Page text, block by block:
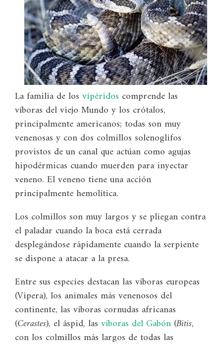
La familia de los vipéridos comprende las
víboras del viejo Mundo y los crótalos,
principalmente americanos; todas son muy
venenosas y con dos colmillos solenoglifos
provistos de un canal que actúan como agujas
hipodérmicas cuando muerden para inyectar
veneno. El veneno tiene una acción
principalmente hemolítica.
Los colmillos son muy largos y se pliegan contra
el paladar cuando la boca está cerrada
desplegándose rápidamente cuando la serpiente
se dispone a atacar a la presa.
Entre sus especies destacan las víboras europeas
(Vipera), los animales más venenosos del
continente, las víboras cornudas africanas
(Cerastes), el áspid, las víboras del Gabón (Bitis,
con los colmillos más largos de todas las